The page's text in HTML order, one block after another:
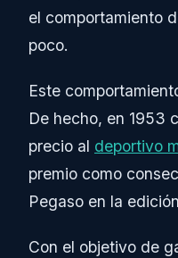
el comportamiento
poco.
Este
De hecho, en 1953
precio al deportivo
premio como
Pegaso en la
Con el objetivo de